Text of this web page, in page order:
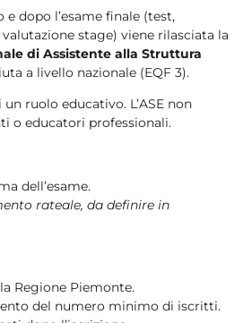
dopo l’esame finale (test,
stage) viene rilasciata la
di Assistente alla Struttura
a livello nazionale (EQF 3).
ruolo educativo. L’ASE non
o educatori professionali.
dell’esame.
rateale, da definire in
Regione Piemonte.
del numero minimo di iscritti.